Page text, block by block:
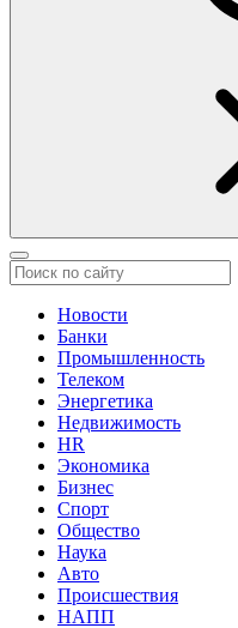
Новости
Банки
Промышленность
Телеком
Энергетика
Недвижимость
HR
Экономика
Бизнес
Спорт
Общество
Наука
Авто
Происшествия
НАПП